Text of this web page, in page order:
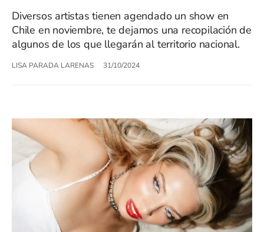
Diversos artistas tienen agendado un show en
Chile en noviembre, te dejamos una recopilación de
algunos de los que llegarán al territorio nacional.
LISA PARADA LARENAS 31/10/2024